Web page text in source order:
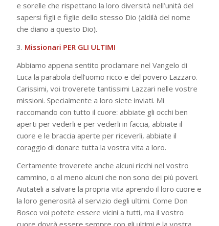
e sorelle che rispettano la loro diversità nell’unità del
sapersi figli e figlie dello stesso Dio (aldilà del nome
che diano a questo Dio).
3. Missionari PER GLI ULTIMI
Abbiamo appena sentito proclamare nel Vangelo di
Luca la parabola dell’uomo ricco e del povero Lazzaro.
Carissimi, voi troverete tantissimi Lazzari nelle vostre
missioni. Specialmente a loro siete inviati. Mi
raccomando con tutto il cuore: abbiate gli occhi ben
aperti per vederli e per vederli in faccia, abbiate il
cuore e le braccia aperte per riceverli, abbiate il
coraggio di donare tutta la vostra vita a loro.
Certamente troverete anche alcuni ricchi nel vostro
cammino, o al meno alcuni che non sono dei più poveri.
Aiutateli a salvare la propria vita aprendo il loro cuore e
la loro generosità al servizio degli ultimi. Come Don
Bosco voi potete essere vicini a tutti, ma il vostro
cuore dovrà essere sempre con gli ultimi e la vostra